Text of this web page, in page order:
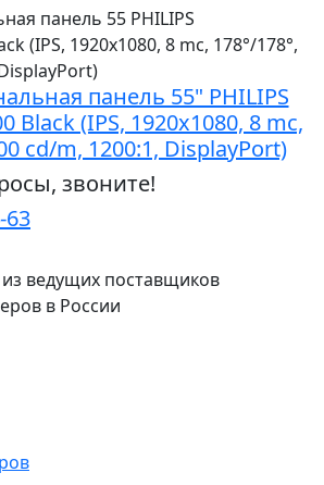
панель 55" PHILIPS
Black (IPS, 1920x1080, 8 mc,
cd/m, 1200:1, DisplayPort)
звоните!
63
из ведущих поставщиков
в России